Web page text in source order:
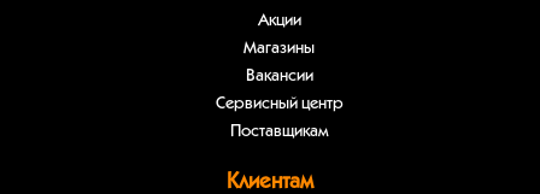
Акции
Магазины
Вакансии
Сервисный центр
Поставщикам
Клиентам